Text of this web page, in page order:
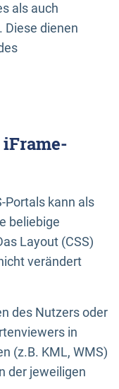
als auch
Diese dienen
Portals kann als
beliebige
Layout (CSS)
verändert
des Nutzers oder
in
(z.B. KML, WMS)
der jeweiligen